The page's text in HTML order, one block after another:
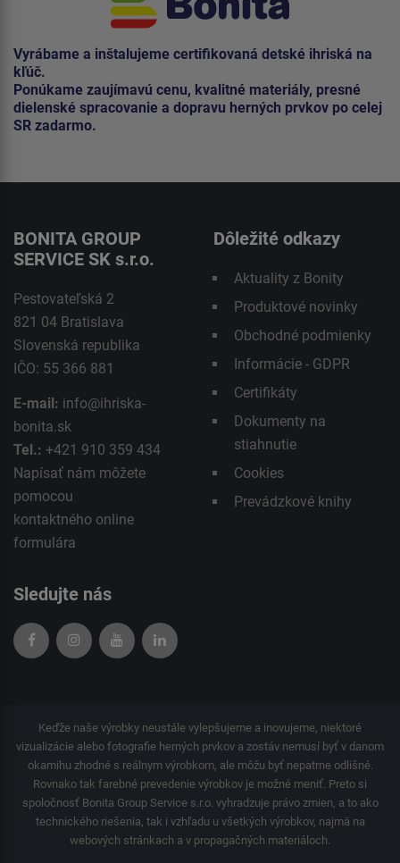
Vyrábame a inštalujeme certifikovaná detské ihriská na
kľúč.
Ponúkame zaujímavú cenu, kvalitné materiály, presné
dielenské spracovanie a dopravu herných prvkov po celej
SR zadarmo.
BONITA GROUP
SERVICE SK s.r.o.
Pestovateľská 2
821 04 Bratislava
Slovenská republika
IČO: 55 366 881
E-mail: info@ihriska-
bonita.sk
Tel.: +421 910 359 434
Napísať nám môžete
pomocou
kontaktného online
formulára
Dôležité odkazy
Aktuality z Bonity
Produktové novinky
Obchodné podmienky
Informácie - GDPR
Certifikáty
Dokumenty na
stiahnutie
Cookies
Prevádzkové knihy
Sledujte nás
Keďže naše výrobky neustále vylepšujeme a inovujeme, niektoré
vizualizácie alebo fotografie herných prvkov a zostáv nemusí byť v danom
okamihu zhodné s reálnym výrobkom, ale môžu byť nepatrne odlišné.
Rovnako tak farebné prevedenie výrobkov je možné meniť. Preto si
spoločnosť Bonita Group Service s.r.o. vyhradzuje právo zmien, a to ako
technického riešenia, tak i vzhľadu u všetkých výrobkov, najmä na
webových stránkach a v propagačných materiáloch.